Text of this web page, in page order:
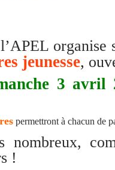
organise
jeunesse,
3 avril
permettront à chacun de
nombreux,
!